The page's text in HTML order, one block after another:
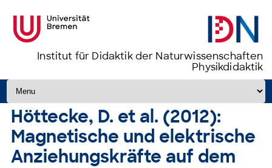
Institut für Didaktik der Naturwissenschaften
Physikdidaktik
Zum Inhalt springen
Höttecke, D. et al. (2012):
Magnetische und elektrische
Anziehungskräfte auf dem